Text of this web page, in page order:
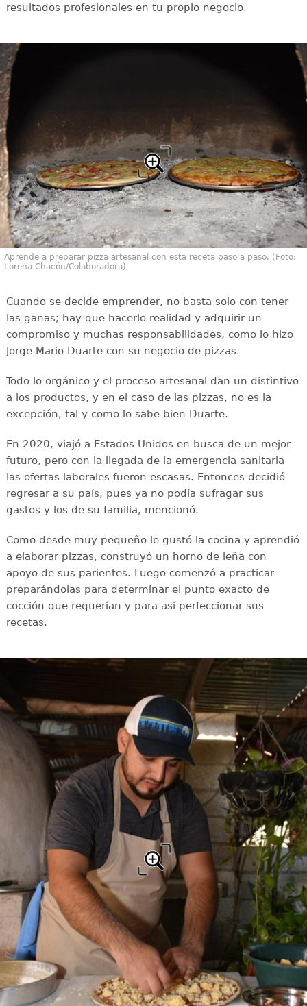
resultados profesionales en tu propio negocio.
Aprende a preparar pizza artesanal con esta receta paso a paso. (Foto:
Lorena Chacón/Colaboradora)
Cuando se decide emprender, no basta solo con tener
las ganas; hay que hacerlo realidad y adquirir un
compromiso y muchas responsabilidades, como lo hizo
Jorge Mario Duarte con su negocio de pizzas.
Todo lo orgánico y el proceso artesanal dan un distintivo
a los productos, y en el caso de las pizzas, no es la
excepción, tal y como lo sabe bien Duarte.
En 2020, viajó a Estados Unidos en busca de un mejor
futuro, pero con la llegada de la emergencia sanitaria
las ofertas laborales fueron escasas. Entonces decidió
regresar a su país, pues ya no podía sufragar sus
gastos y los de su familia, mencionó.
Como desde muy pequeño le gustó la cocina y aprendió
a elaborar pizzas, construyó un horno de leña con
apoyo de sus parientes. Luego comenzó a practicar
preparándolas para determinar el punto exacto de
cocción que requerían y para así perfeccionar sus
recetas.